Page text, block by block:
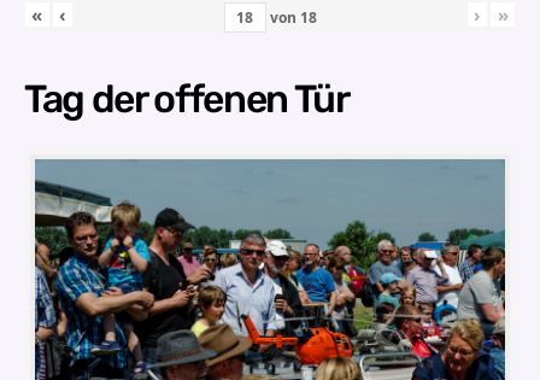
« ‹ von 18 › »
Tag der offenen Tür